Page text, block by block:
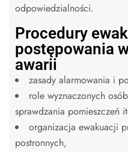
odpowiedzialności.
Procedury
postępowania
awarii
zasady alarmowania i
role wyznaczonych
sprawdzania pomieszczeń
organizacja ewakuacji
postronnych,